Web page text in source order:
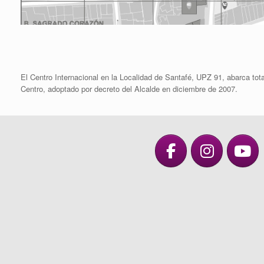
El Centro Internacional en la Localidad de Santafé, UPZ 91, abarca
Centro, adoptado por decreto del Alcalde en diciembre de 2007.